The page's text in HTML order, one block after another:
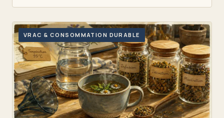
VRAC & CONSOMMATION DURABLE